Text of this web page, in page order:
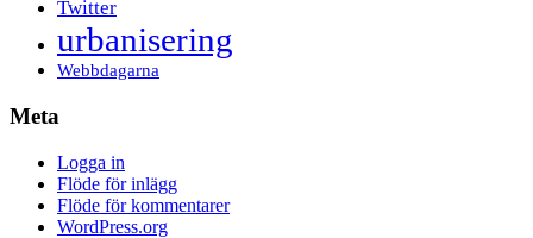
Twitter
urbanisering
Webbdagarna
Meta
Logga in
Flöde för inlägg
Flöde för kommentarer
WordPress.org